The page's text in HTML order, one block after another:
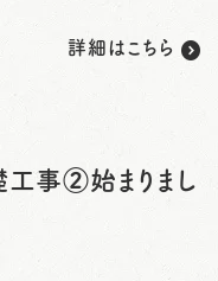
詳細はこちら
事②始まりまし